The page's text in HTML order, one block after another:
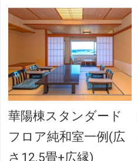
華陽棟スタンダード
フロア純和室一例(広
さ12.5畳+広縁)